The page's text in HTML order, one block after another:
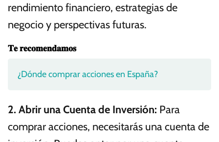
rendimiento financiero, estrategias de
negocio y perspectivas futuras.
𝐓𝐞 𝐫𝐞𝐜𝐨𝐦𝐞𝐧𝐝𝐚𝐦𝐨𝐬
¿Dónde comprar acciones en España?
2. Abrir una Cuenta de Inversión: Para
comprar acciones, necesitarás una cuenta de